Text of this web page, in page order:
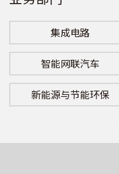
集成电路
智能网联汽车
新能源与节能环保